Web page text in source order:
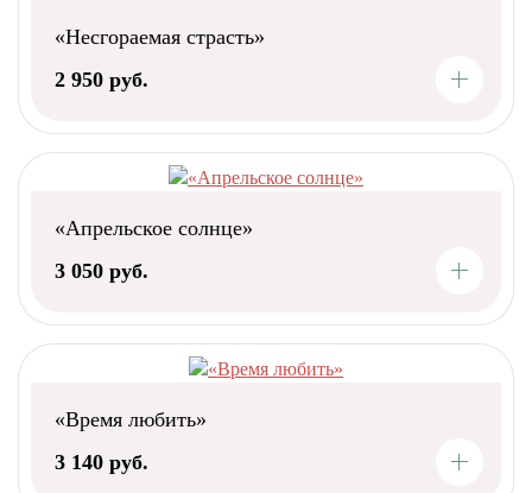
«Несгораемая страсть»
2 950 руб.
«Апрельское солнце»
3 050 руб.
«Время любить»
3 140 руб.